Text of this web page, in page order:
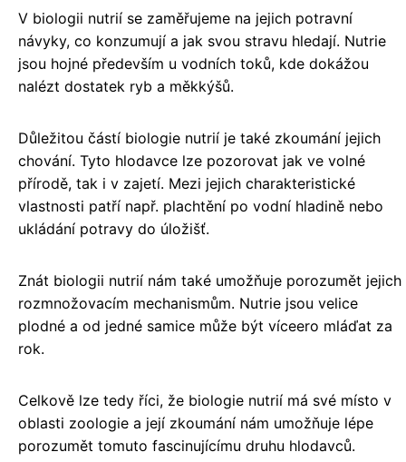
V biologii nutrií se zaměřujeme na jejich potravní
návyky, co konzumují a jak svou stravu hledají. Nutrie
jsou hojné především u vodních toků, kde dokážou
nalézt dostatek ryb a měkkýšů.
Důležitou částí biologie nutrií je také zkoumání jejich
chování. Tyto hlodavce lze pozorovat jak ve volné
přírodě, tak i v zajetí. Mezi jejich charakteristické
vlastnosti patří např. plachtění po vodní hladině nebo
ukládání potravy do úložišť.
Znát biologii nutrií nám také umožňuje porozumět jejich
rozmnožovacím mechanismům. Nutrie jsou velice
plodné a od jedné samice může být víceero mláďat za
rok.
Celkově lze tedy říci, že biologie nutrií má své místo v
oblasti zoologie a její zkoumání nám umožňuje lépe
porozumět tomuto fascinujícímu druhu hlodavců.